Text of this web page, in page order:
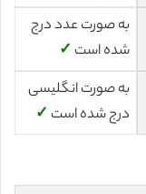
به صورت عدد درج
شده است ✓
به صورت انگلیسی
درج شده است ✓